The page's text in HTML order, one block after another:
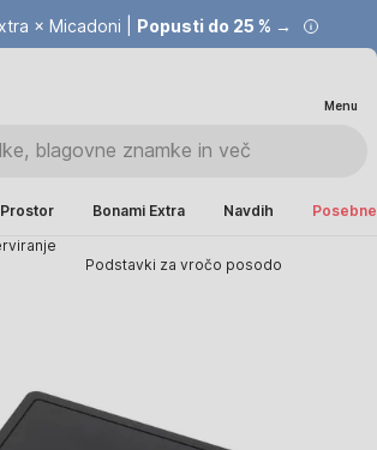
× Micadoni | Popusti do 25 % →
Menu
Prostor Bonami Extra Navdih
Podstavki za vročo posodo